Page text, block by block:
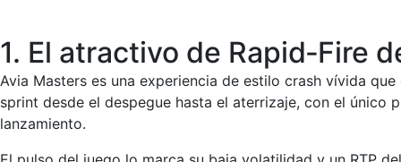
1. El atractivo de Rapid‑Fire
Avia Masters es una experiencia de estilo crash vívida
sprint desde el despegue hasta el aterrizaje, con el
lanzamiento.